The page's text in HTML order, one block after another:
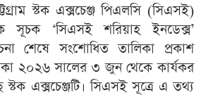
স্টক এক্সচেঞ্জ পিএলসি (সিএসই)
সূচক ‘সিএসই শরিয়াহ ইনডেক্স’
শেষে সংশোধিত তালিকা প্রকাশ
২০২৬ সালের ৩ জুন থেকে কার্যকর
স্টক এক্সচেঞ্জটি। সিএসই সূত্রে এ তথ্য